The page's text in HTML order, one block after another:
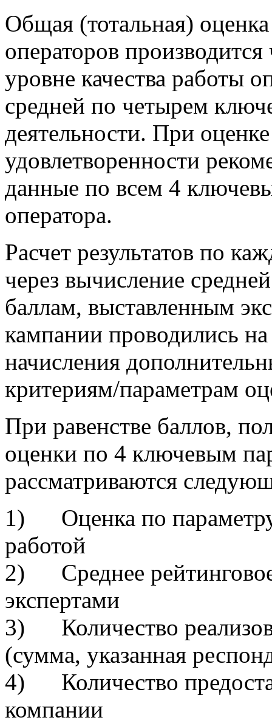
Общая (тотальная)
операторов
уровне качества работы
средней по четырем
деятельности. При
удовлетворенности
данные по всем 4
оператора.
Расчет результатов по
через вычисление
баллам, выставленным
кампании проводились
начисления
критериям/параметрам
При равенстве баллов,
оценки по 4 ключевым
рассматриваются
1) Оценка по параметру
работой
2) Среднее рейтинговое
экспертами
3) Количество
(сумма, указанная
4) Количество
компании